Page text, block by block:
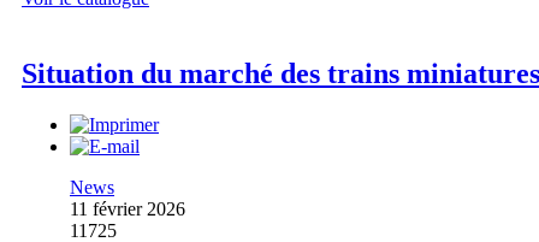
Situation du marché des trains miniatures
News
11 février 2026
11725